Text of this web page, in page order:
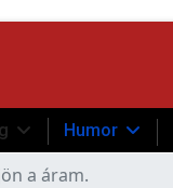
Humor
a áram.